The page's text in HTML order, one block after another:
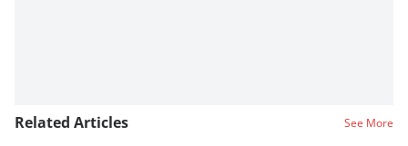
Related Articles See More